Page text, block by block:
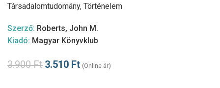
Társadalomtudomány, Történelem
Szerző: Roberts, John M.
Kiadó: Magyar Könyvklub
3.900Ft 3.510 Ft (Online ár)